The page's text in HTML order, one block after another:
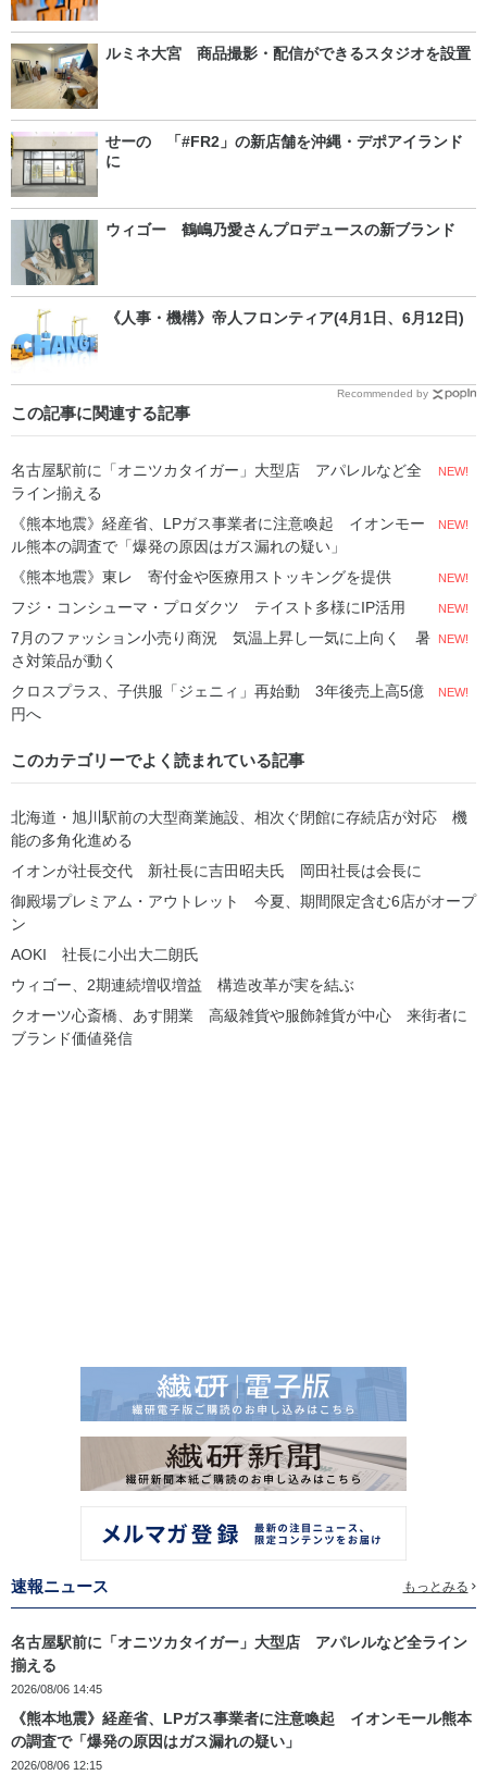
ルミネ大宮 商品撮影・配信ができるスタジオを設置
せーの 「#FR2」の新店舗を沖縄・デポアイランド
に
ウィゴー 鶴嶋乃愛さんプロデュースの新ブランド
《人事・機構》帝人フロンティア(4月1日、6月12日)
Recommended by
この記事に関連する記事
名古屋駅前に「オニツカタイガー」大型店 アパレルなど全
ライン揃える
NEW!
《熊本地震》経産省、LPガス事業者に注意喚起 イオンモー
ル熊本の調査で「爆発の原因はガス漏れの疑い」
NEW!
《熊本地震》東レ 寄付金や医療用ストッキングを提供 NEW!
フジ・コンシューマ・プロダクツ テイスト多様にIP活用 NEW!
7月のファッション小売り商況 気温上昇し一気に上向く 暑
さ対策品が動く
NEW!
クロスプラス、子供服「ジェニィ」再始動 3年後売上高5億
円へ
NEW!
このカテゴリーでよく読まれている記事
北海道・旭川駅前の大型商業施設、相次ぐ閉館に存続店が対応 機
能の多角化進める
イオンが社長交代 新社長に吉田昭夫氏 岡田社長は会長に
御殿場プレミアム・アウトレット 今夏、期間限定含む6店がオープ
ン
AOKI 社長に小出大二朗氏
ウィゴー、2期連続増収増益 構造改革が実を結ぶ
クオーツ心斎橋、あす開業 高級雑貨や服飾雑貨が中心 来街者に
ブランド価値発信
速報ニュース もっとみる
名古屋駅前に「オニツカタイガー」大型店 アパレルなど全ライン
揃える
2026/08/06 14:45
《熊本地震》経産省、LPガス事業者に注意喚起 イオンモール熊本
の調査で「爆発の原因はガス漏れの疑い」
2026/08/06 12:15